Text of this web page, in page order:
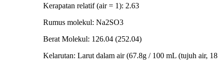
Kerapatan relatif (air = 1): 2.63
Rumus molekul: Na2SO3
Berat Molekul: 126.04 (252.04)
Kelarutan: Larut dalam air (67.8g / 100 mL (tujuh air, 18